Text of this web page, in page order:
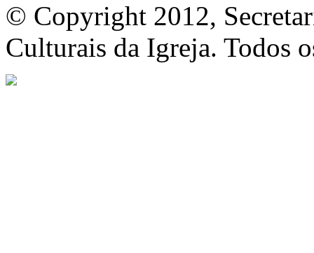
© Copyright 2012,
Culturais da Igreja. Todos